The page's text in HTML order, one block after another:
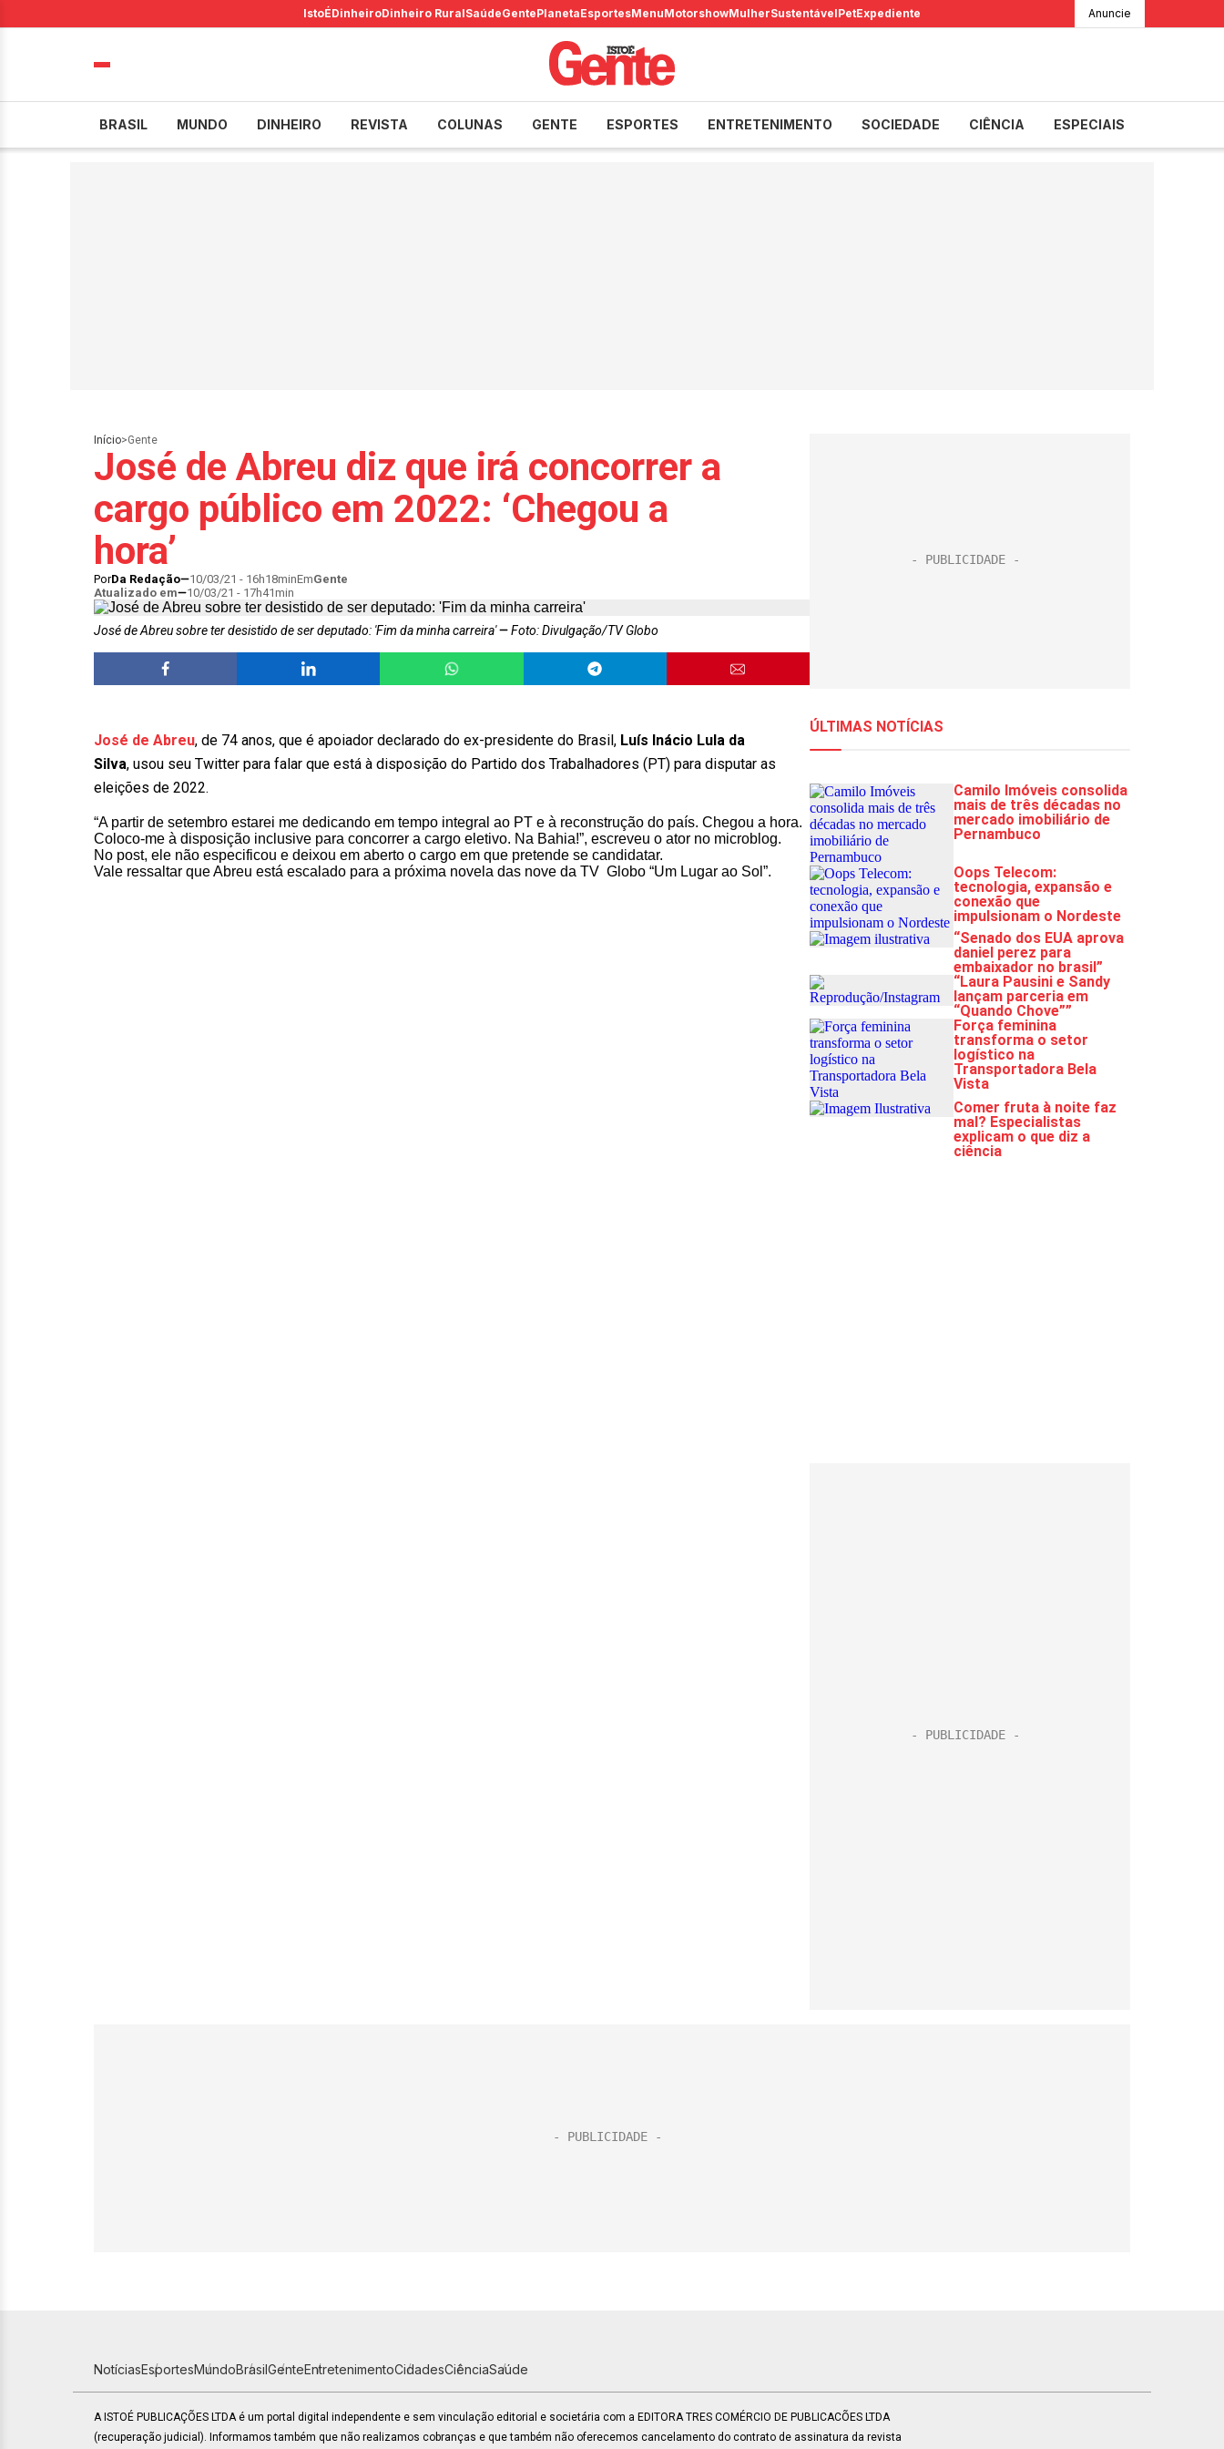
IstoÉDinheiroDinheiro RuralSaúdeGentePlanetaEsportesMenuMotorshowMulherSustentávelPetExpediente Anuncie
BRASIL MUNDO DINHEIRO REVISTA COLUNAS GENTE ESPORTES ENTRETENIMENTO SOCIEDADE CIÊNCIA ESPECIAIS
Início>Gente
José de Abreu diz que irá concorrer a
cargo público em 2022: ‘Chegou a
hora’
PorDa Redação 10/03/21 - 16h18minEmGente
Atualizado em
10/03/21 - 17h41min
José de Abreu sobre ter desistido de ser deputado: 'Fim da minha carreira' Foto: Divulgação/TV Globo
José de Abreu, de 74 anos, que é apoiador declarado do ex-presidente do Brasil, Luís Inácio Lula da
Silva, usou seu Twitter para falar que está à disposição do Partido dos Trabalhadores (PT) para disputar as
eleições de 2022.
“A partir de setembro estarei me dedicando em tempo integral ao PT e à reconstrução do país. Chegou a hora.
Coloco-me à disposição inclusive para concorrer a cargo eletivo. Na Bahia!”, escreveu o ator no microblog.
No post, ele não especificou e deixou em aberto o cargo em que pretende se candidatar.
Vale ressaltar que Abreu está escalado para a próxima novela das nove da TV Globo “Um Lugar ao Sol”.
NotíciasEsportesMundoBrasilGenteEntretenimentoCidadesCiênciaSaúde
A ISTOÉ PUBLICAÇÕES LTDA é um portal digital independente e sem vinculação editorial e societária com a EDITORA TRES COMÉRCIO DE PUBLICACÕES LTDA
(recuperação judicial). Informamos também que não realizamos cobranças e que também não oferecemos cancelamento do contrato de assinatura da revista